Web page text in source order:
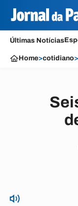
Últimas Notícias
Home>cotidiano>